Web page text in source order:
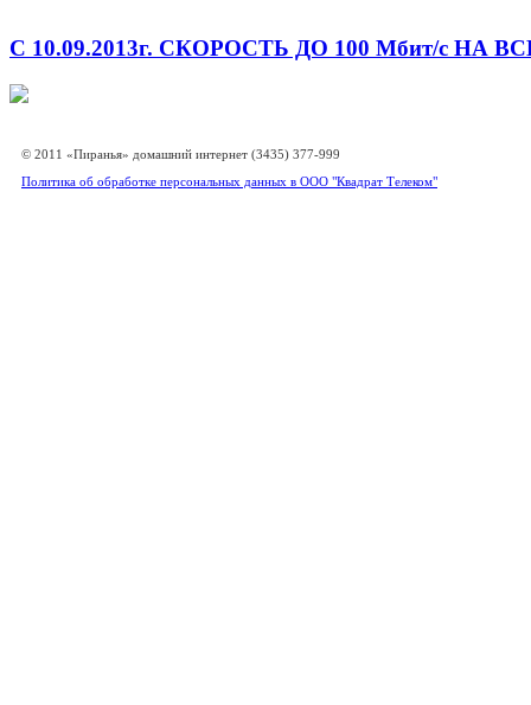
С 10.09.2013г. СКОРОСТЬ ДО 100 Мбит/с
© 2011 «Пиранья» домашний интернет (3435) 377-999
Политика об обработке персональных данных в ООО "Квадрат Телеком"